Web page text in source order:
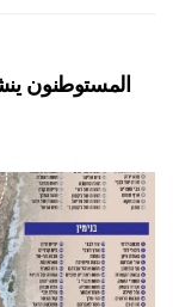
المستوطنون